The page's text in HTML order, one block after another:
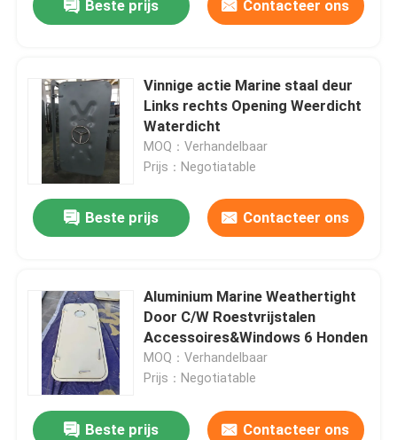
Beste prijs Contacteer ons
Vinnige actie Marine staal deur
Links rechts Opening Weerdicht
Waterdicht
MOQ：Verhandelbaar
Prijs：Negotiatable
Beste prijs Contacteer ons
Aluminium Marine Weathertight
Door C/W Roestvrijstalen
Accessoires&Windows 6 Honden
MOQ：Verhandelbaar
Prijs：Negotiatable
Beste prijs Contacteer ons